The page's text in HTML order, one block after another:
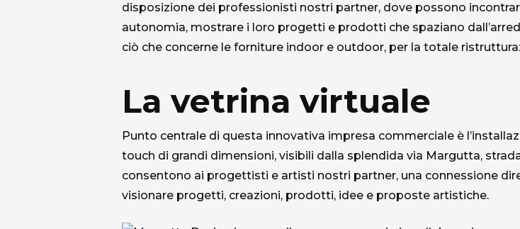
disposizione dei professionisti nostri partner, dove possono
autonomia, mostrare i loro progetti e prodotti che spaziano
ciò che concerne le forniture indoor e outdoor, per la totale
La vetrina virtuale
Punto centrale di questa innovativa impresa commerciale è
touch di grandi dimensioni, visibili dalla splendida via Margutta,
consentono ai progettisti e artisti nostri partner, una connessione
visionare progetti, creazioni, prodotti, idee e proposte artistiche.